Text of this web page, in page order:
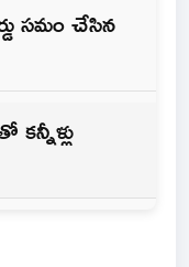
సమం చేసిన